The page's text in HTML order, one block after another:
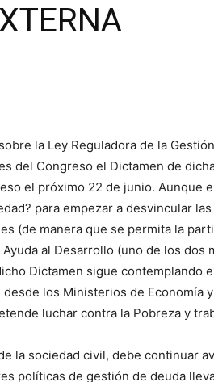
la Ley Reguladora de la
del Congreso el Dictamen de
el próximo 22 de junio. Aunque
para empezar a desvincular
(de manera que se permita la
al Desarrollo (uno de los dos
Dictamen sigue contemplando
los Ministerios de Economía
luchar contra la Pobreza y
la sociedad civil, debe continuar
políticas de gestión de deuda